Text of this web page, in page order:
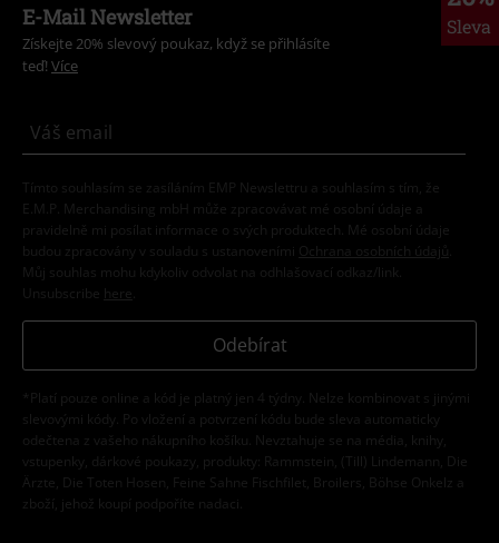
Sleva
E-Mail Newsletter
Získejte 20% slevový poukaz, když se přihlásíte
teď! Více
Tímto souhlasím se zasíláním EMP Newslettru a souhlasím s tím, že
E.M.P. Merchandising mbH může zpracovávat mé osobní údaje a
pravidelně mi posílat informace o svých produktech. Mé osobní údaje
budou zpracovány v souladu s ustanoveními
Ochrana osobních údajů
Můj souhlas mohu kdykoliv odvolat na odhlašovací odkaz/link.
Unsubscribe here
Odebírat
*Platí pouze online a kód je platný jen 4 týdny. Nelze kombinovat s jinými
slevovými kódy. Po vložení a potvrzení kódu bude sleva automaticky
odečtena z vašeho nákupního košíku. Nevztahuje se na média, knihy,
vstupenky, dárkové poukazy, produkty: Rammstein, (Till) Lindemann, Die
Ärzte, Die Toten Hosen, Feine Sahne Fischfilet, Broilers, Böhse Onkelz a
zboží, jehož koupí podpoříte nadaci.